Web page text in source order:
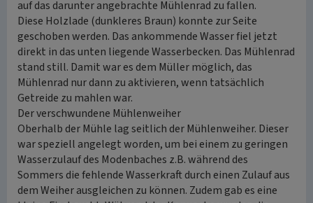
auf das darunter angebrachte Mühlenrad zu fallen.
Diese Holzlade (dunkleres Braun) konnte zur Seite
geschoben werden. Das ankommende Wasser fiel jetzt
direkt in das unten liegende Wasserbecken. Das Mühlenrad
stand still. Damit war es dem Müller möglich, das
Mühlenrad nur dann zu aktivieren, wenn tatsächlich
Getreide zu mahlen war.
Der verschwundene Mühlenweiher
Oberhalb der Mühle lag seitlich der Mühlenweiher. Dieser
war speziell angelegt worden, um bei einem zu geringen
Wasserzulauf des Modenbaches z.B. während des
Sommers die fehlende Wasserkraft durch einen Zulauf aus
dem Weiher ausgleichen zu können. Zudem gab es eine